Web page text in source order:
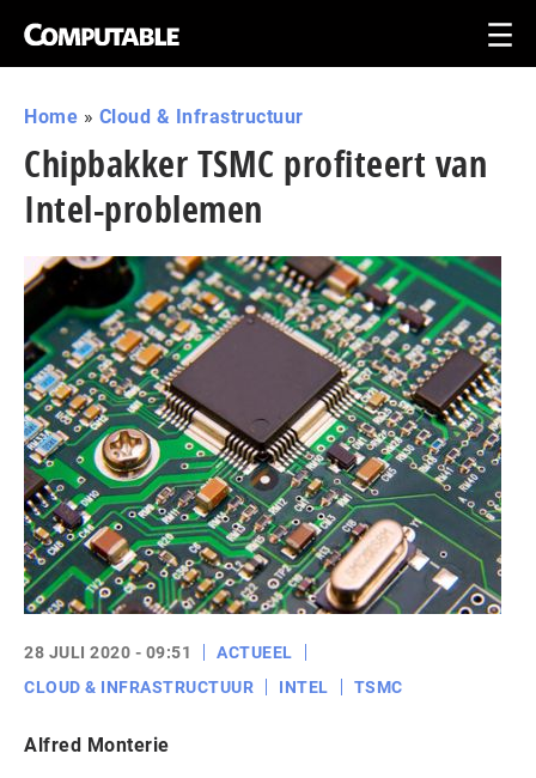
Home » Cloud & Infrastructuur
Chipbakker TSMC profiteert van
Intel-problemen
28 JULI 2020 - 09:51
ACTUEEL
CLOUD & INFRASTRUCTUUR
INTEL TSMC
Alfred Monterie